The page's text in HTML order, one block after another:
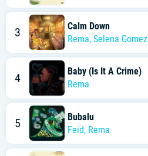
3
Calm Down
Rema, Selena Gomez
4
Baby (Is It A Crime)
Rema
5
Bubalu
Feid, Rema